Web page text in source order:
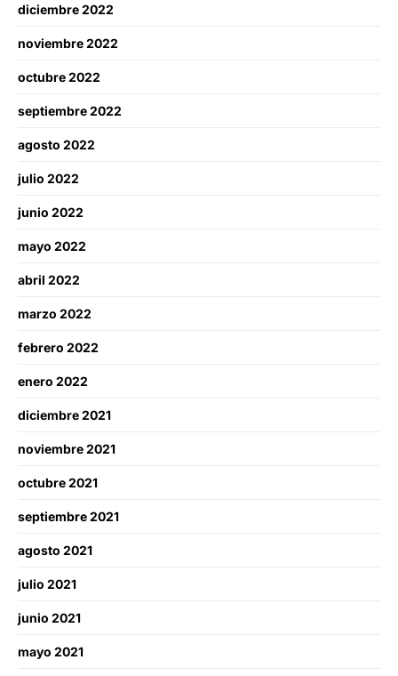
diciembre 2022
noviembre 2022
octubre 2022
septiembre 2022
agosto 2022
julio 2022
junio 2022
mayo 2022
abril 2022
marzo 2022
febrero 2022
enero 2022
diciembre 2021
noviembre 2021
octubre 2021
septiembre 2021
agosto 2021
julio 2021
junio 2021
mayo 2021